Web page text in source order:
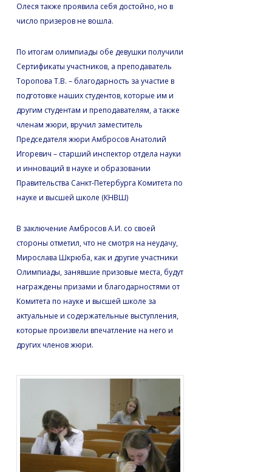
Олеся также проявила себя достойно, но в
число призеров не вошла.
По итогам олимпиады обе девушки получили
Сертификаты участников, а преподаватель
Торопова Т.В. – благодарность за участие в
подготовке наших студентов, которые им и
другим студентам и преподавателям, а также
членам жюри, вручил заместитель
Председателя жюри Амбросов Анатолий
Игоревич – старший инспектор отдела науки
и инноваций в науке и образовании
Правительства Санкт-Петербурга Комитета по
науке и высшей школе (КНВШ)
В заключение Амбросов А.И. со своей
стороны отметил, что не смотря на неудачу,
Мирослава Шкрюба, как и другие участники
Олимпиады, занявшие призовые места, будут
награждены призами и благодарностями от
Комитета по науке и высшей школе за
актуальные и содержательные выступления,
которые произвели впечатление на него и
других членов жюри.